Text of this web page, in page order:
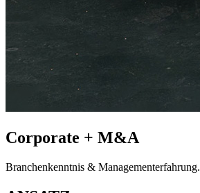
Corporate + M&A
Branchen­kenntnis & Management­erfahrung.